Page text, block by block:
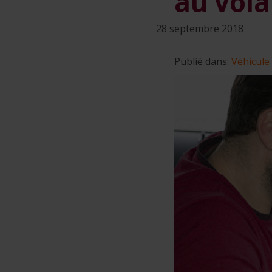
28 septembre 2018
Publié dans: Véhicule